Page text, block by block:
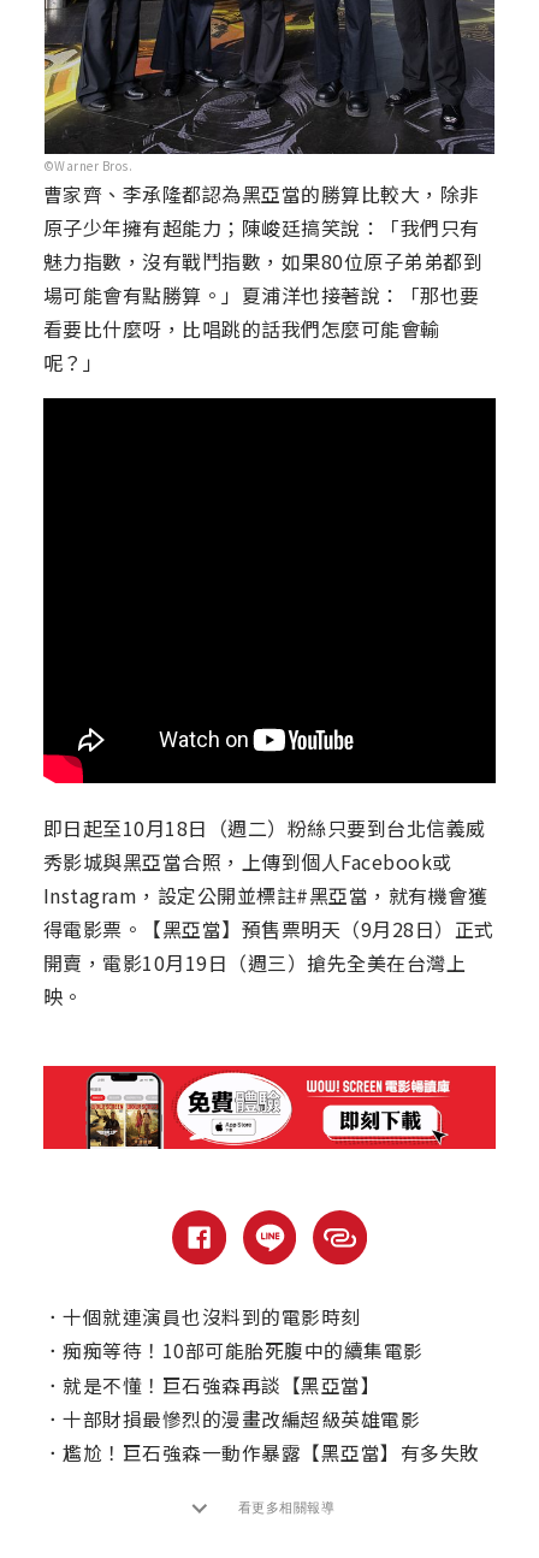
©Warner Bros.
曹家齊、李承隆都認為黑亞當的勝算比較大，除非
原子少年擁有超能力；陳峻廷搞笑說：「我們只有
魅力指數，沒有戰鬥指數，如果80位原子弟弟都到
場可能會有點勝算。」夏浦洋也接著說：「那也要
看要比什麼呀，比唱跳的話我們怎麼可能會輸
呢？」
即日起至10月18日（週二）粉絲只要到台北信義威
秀影城與黑亞當合照，上傳到個人Facebook或
Instagram，設定公開並標註#黑亞當，就有機會獲
得電影票。【黑亞當】預售票明天（9月28日）正式
開賣，電影10月19日（週三）搶先全美在台灣上
映。
． 十個就連演員也沒料到的電影時刻
． 痴痴等待！10部可能胎死腹中的續集電影
． 就是不懂！巨石強森再談【黑亞當】
． 十部財損最慘烈的漫畫改編超級英雄電影
． 尷尬！巨石強森一動作暴露【黑亞當】有多失敗
看更多相關報導